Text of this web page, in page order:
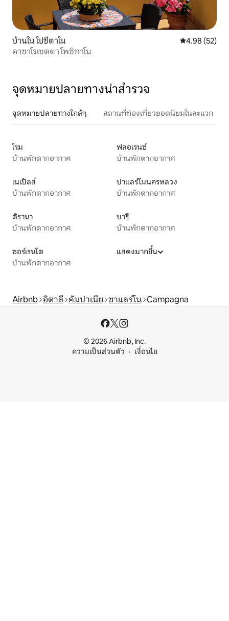
บ้านใน โปซีตาโน คะแนนเฉลี่ย
4.98 (52)
คาซาโรเซตตา โพซิทาโน
จุดหมายปลายทางน่าสำรวจ
จุดหมายปลายทางใกล้ๆ สถานที่ท่องเที่ยวยอดนิยมในละแวก
โรม
บ้านพักตากอากาศ
ฟลอเรนซ์
บ้านพักตากอากาศ
เนเปิลส์
บ้านพักตากอากาศ
ปาแลร์โมนครหลวง
บ้านพักตากอากาศ
ติรานา
บ้านพักตากอากาศ
บารี
บ้านพักตากอากาศ
ซอร์เรนโต
บ้านพักตากอากาศ
แสดงมากขึ้น
Airbnb อิตาลี คัมปาเนีย ซาแลร์โน Campagna
© 2026 Airbnb, Inc.
ความเป็นส่วนตัว
เงื่อนไข